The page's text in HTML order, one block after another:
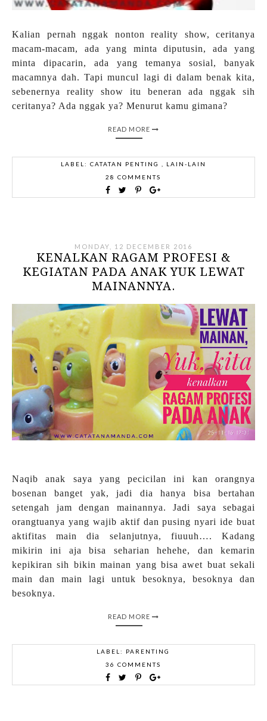
Kalian pernah nggak nonton reality show, ceritanya
macam-macam, ada yang minta diputusin, ada yang
minta dipacarin, ada yang temanya sosial, banyak
macamnya dah. Tapi muncul lagi di dalam benak kita,
sebenernya reality show itu beneran ada nggak sih
ceritanya? Ada nggak ya? Menurut kamu gimana?
READ MORE
LABEL: CATATAN PENTING
LAIN-LAIN
28 COMMENTS
MONDAY, 12 DECEMBER 2016
KENALKAN RAGAM PROFESI &
KEGIATAN PADA ANAK YUK LEWAT
MAINANNYA.
Naqib anak saya yang pecicilan ini kan orangnya
bosenan banget yak, jadi dia hanya bisa bertahan
setengah jam dengan mainannya. Jadi saya sebagai
orangtuanya yang wajib aktif dan pusing nyari ide buat
aktifitas main dia selanjutnya, fiuuuh…. Kadang
mikirin ini aja bisa seharian hehehe, dan kemarin
kepikiran sih bikin mainan yang bisa awet buat sekali
main dan main lagi untuk besoknya, besoknya dan
besoknya.
READ MORE
LABEL: PARENTING
36 COMMENTS